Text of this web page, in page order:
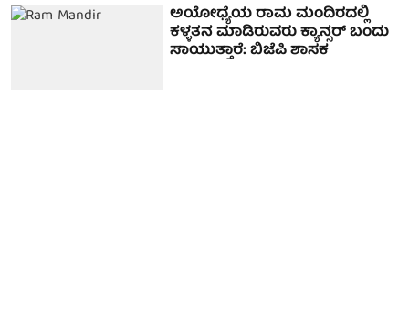
ಅಯೋಧ್ಯೆಯ ರಾಮ ಮಂದಿರದಲ್ಲಿ
ಕಳ್ಳತನ ಮಾಡಿರುವರು ಕ್ಯಾನ್ಸರ್ ಬಂದು
ಸಾಯುತ್ತಾರೆ: ಬಿಜೆಪಿ ಶಾಸಕ